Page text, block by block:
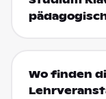
Wo finden